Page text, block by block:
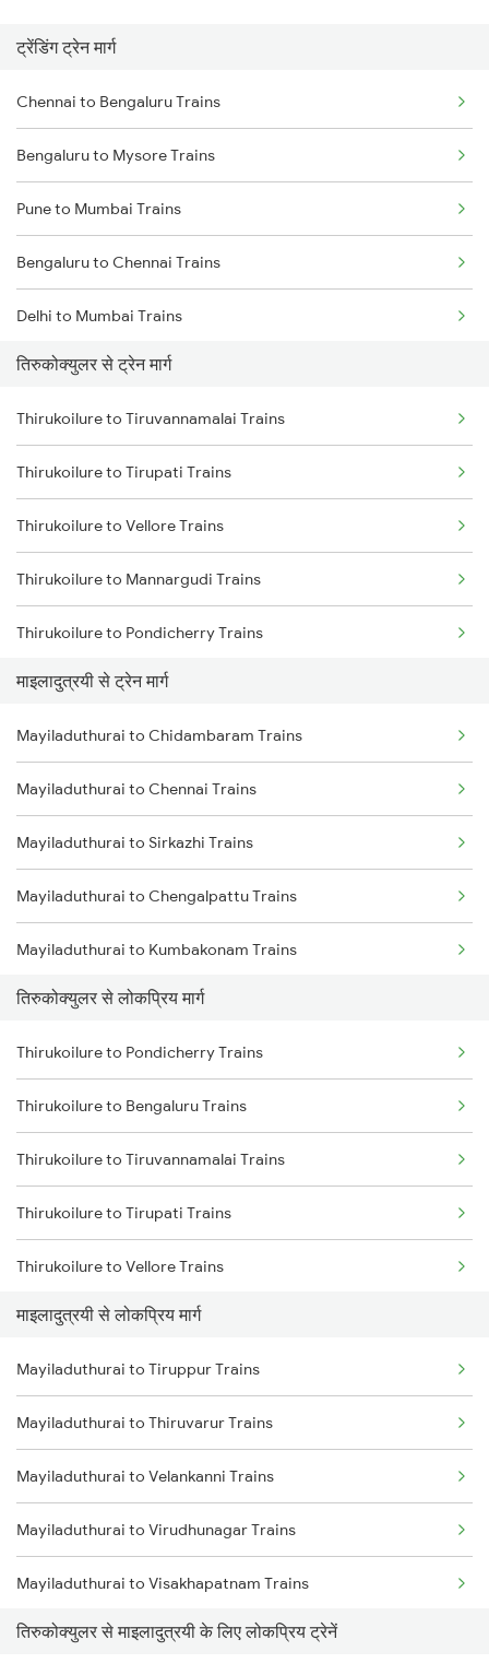
ट्रेंडिंग ट्रेन मार्ग
Chennai to Bengaluru Trains
Bengaluru to Mysore Trains
Pune to Mumbai Trains
Bengaluru to Chennai Trains
Delhi to Mumbai Trains
Mumbai to Pune Trains
Delhi to Jammu Trains
Mumbai to Delhi Trains
Mumbai to Goa Trains
Chennai to Coimbatore Trains
तिरुकोक्युलर से ट्रेन मार्ग
Thirukoilure to Tiruvannamalai Trains
Thirukoilure to Tirupati Trains
Thirukoilure to Vellore Trains
Thirukoilure to Mannargudi Trains
Thirukoilure to Pondicherry Trains
Thirukoilure to Birur Trains
Thirukoilure to Bengaluru Trains
माइलादुत्रयी से ट्रेन मार्ग
Mayiladuthurai to Chidambaram Trains
Mayiladuthurai to Chennai Trains
Mayiladuthurai to Sirkazhi Trains
Mayiladuthurai to Chengalpattu Trains
Mayiladuthurai to Kumbakonam Trains
Mayiladuthurai to Thanjavur Trains
Mayiladuthurai to Cuddalore Trains
Mayiladuthurai to Melmaruvathur Trains
Mayiladuthurai to Pandaravadai Trains
तिरुकोक्युलर से लोकप्रिय मार्ग
Thirukoilure to Pondicherry Trains
Thirukoilure to Bengaluru Trains
Thirukoilure to Tiruvannamalai Trains
Thirukoilure to Tirupati Trains
Thirukoilure to Vellore Trains
Thirukoilure to Birur Trains
Thirukoilure to Mannargudi Trains
माइलादुत्रयी से लोकप्रिय मार्ग
Mayiladuthurai to Tiruppur Trains
Mayiladuthurai to Thiruvarur Trains
Mayiladuthurai to Velankanni Trains
Mayiladuthurai to Virudhunagar Trains
Mayiladuthurai to Visakhapatnam Trains
Mayiladuthurai to Vizianagaram Trains
तिरुकोक्युलर से माइलादुत्रयी के लिए लोकप्रिय ट्रेनें